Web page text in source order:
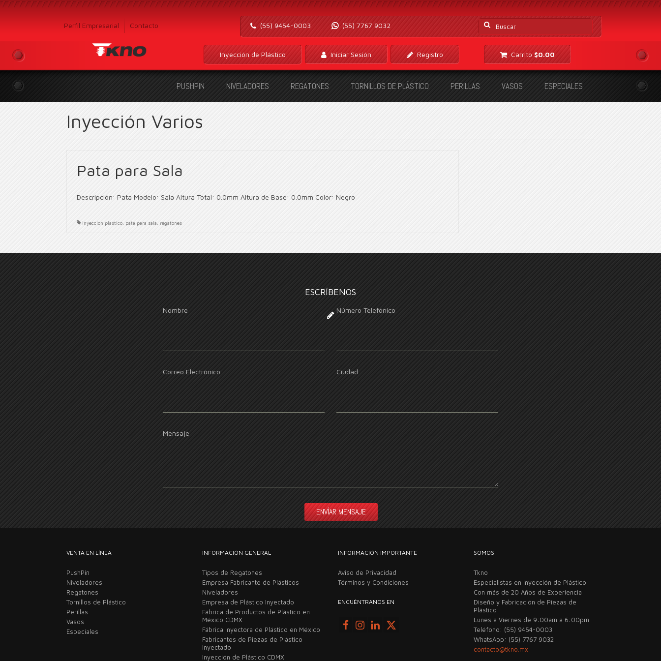
Perfil Empresarial Contacto
Buscar
por:
(55) 9454-0003 (55) 7767 9032
Inyección de Plástico Iniciar Sesión Registro Carrito $0.00
PUSHPIN NIVELADORES REGATONES TORNILLOS DE PLÁSTICO PERILLAS VASOS ESPECIALES
Inyección Varios
Pata para Sala
Descripción: Pata Modelo: Sala Altura Total: 0.0mm Altura de Base: 0.0mm Color: Negro
inyeccion plastico pata para sala regatones
ESCRÍBENOS
Nombre
Correo Electrónico
Número Telefónico
Ciudad
Mensaje
VENTA EN LÍNEA
PushPin
Niveladores
Regatones
Tornillos de Plástico
Perillas
Vasos
Especiales
INFORMACIÓN GENERAL
Tipos de Regatones
Empresa Fabricante de Plásticos
Niveladores
Empresa de Plástico Inyectado
Fábrica de Productos de Plástico en
México CDMX
Fábrica Inyectora de Plástico en México
Fabricantes de Piezas de Plástico
Inyectado
Inyección de Plástico CDMX
INFORMACIÓN IMPORTANTE
Aviso de Privacidad
Términos y Condiciones
ENCUÉNTRANOS EN
SOMOS
Tkno
Especialistas en Inyección de Plástico
Con más de 20 Años de Experiencia
Diseño y Fabricación de Piezas de
Plástico
Lunes a Viernes de 9:00am a 6:00pm
Teléfono: (55) 9454-0003
WhatsApp: (55) 7767 9032
contacto@tkno.mx